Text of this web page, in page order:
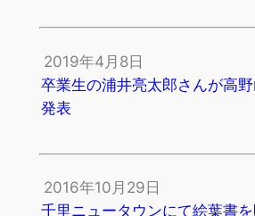
2019年4月8日
卒業生の浦井亮太郎さんが高
発表
2016年10月29日
千里ニュータウンにて絵葉書